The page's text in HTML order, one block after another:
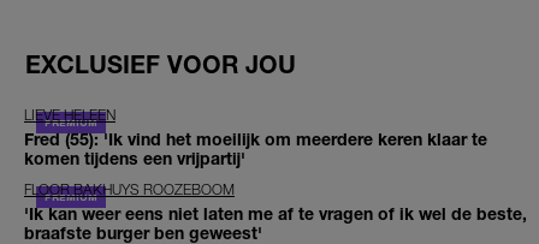
EXCLUSIEF VOOR JOU
LIEVE HELEEN
Fred (55): 'Ik vind het moeilijk om meerdere keren klaar te
komen tijdens een vrijpartij'
FLOOR BAKHUYS ROOZEBOOM
'Ik kan weer eens niet laten me af te vragen of ik wel de beste,
braafste burger ben geweest'